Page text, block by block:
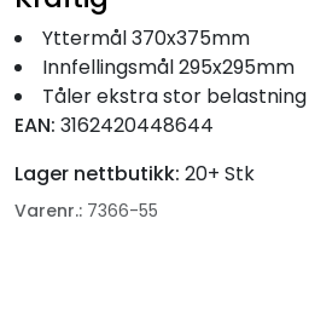
Yttermål 370x375mm
Innfellingsmål 295x295mm
Tåler ekstra stor belastning
EAN: 3162420448644
Lager nettbutikk: 20+ Stk
Varenr.: 7366-55